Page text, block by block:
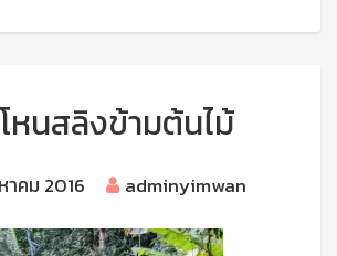
หนสลิงข้ามต้นไม้
าคม 2016 adminyimwan